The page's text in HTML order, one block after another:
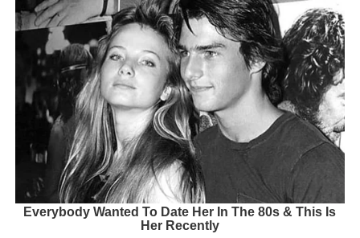
Everybody Wanted To Date Her In The 80s & This Is
Her Recently